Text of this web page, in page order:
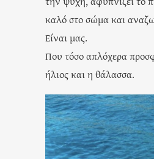
καλό στο σώμα και
Είναι μας.
Που τόσο απλόχερα
ήλιος και η θάλασσα.